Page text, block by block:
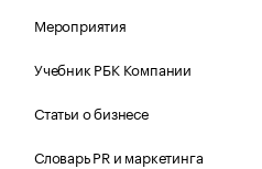
Мероприятия
Учебник РБК Компании
Статьи о бизнесе
Словарь PR и маркетинга